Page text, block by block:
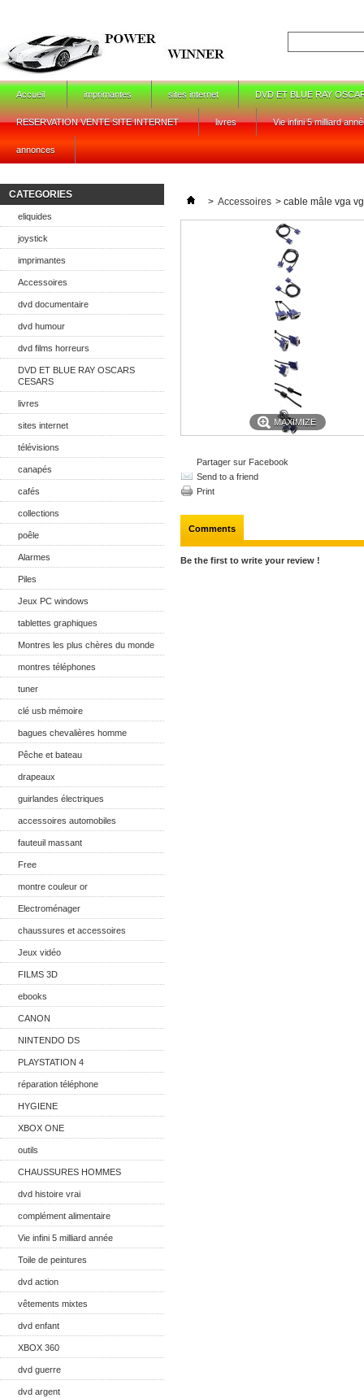
Accueil imprimantes sites internet DVD ET BLUE RAY
RESERVATION VENTE SITE INTERNET livres Vie infini 5 milliard
annonces
CATEGORIES
eliquides
joystick
imprimantes
Accessoires
dvd documentaire
dvd humour
dvd films horreurs
DVD ET BLUE RAY OSCARS
CESARS
livres
sites internet
télévisions
canapés
cafés
collections
poêle
Alarmes
Piles
Jeux PC windows
tablettes graphiques
Montres les plus chères du monde
montres téléphones
tuner
clé usb mémoire
bagues chevalières homme
Pêche et bateau
drapeaux
guirlandes électriques
accessoires automobiles
fauteuil massant
Free
montre couleur or
Electroménager
chaussures et accessoires
Jeux vidéo
FILMS 3D
ebooks
CANON
NINTENDO DS
PLAYSTATION 4
réparation téléphone
HYGIENE
XBOX ONE
outils
CHAUSSURES HOMMES
dvd histoire vrai
complément alimentaire
Vie infini 5 milliard année
Toile de peintures
dvd action
vêtements mixtes
dvd enfant
XBOX 360
dvd guerre
dvd argent
> Accessoires > cable mâle vga
MAXIMIZE
Partager sur Facebook
Send to a friend
Print
Comments
Be the first to write your review !